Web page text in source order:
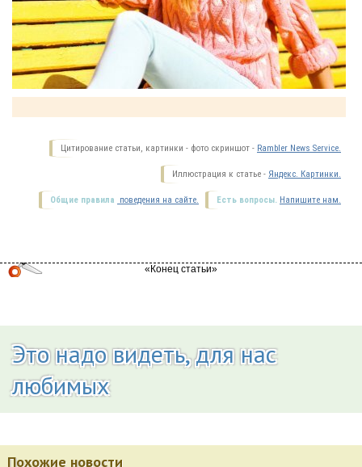
Цитирование статьи, картинки - фото скриншот - Rambler News Service.
Иллюстрация к статье - Яндекс. Картинки.
Есть вопросы. Напишите нам.
Общие правила поведения на сайте.
Это надо видеть, для нас
любимых
Похожие новости